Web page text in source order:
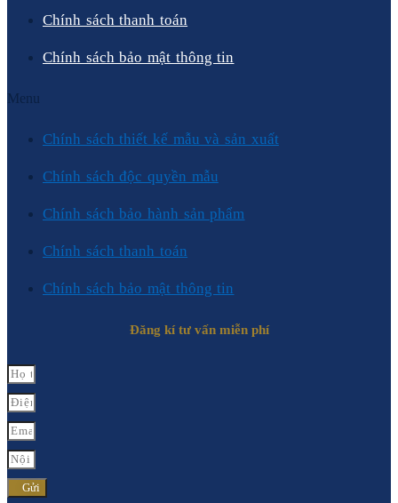
Chính sách thanh toán
Chính sách bảo mật thông tin
Menu
Chính sách thiết kế mẫu và sản xuất
Chính sách độc quyền mẫu
Chính sách bảo hành sản phẩm
Chính sách thanh toán
Chính sách bảo mật thông tin
Đăng kí tư vấn miễn phí
Gửi